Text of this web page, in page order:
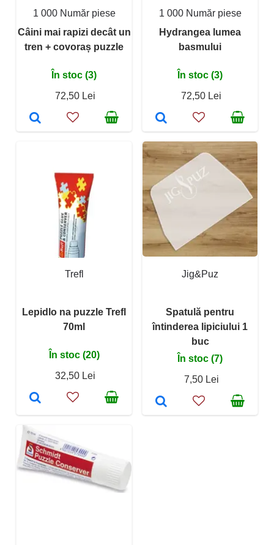
1 000 Număr piese
Câini mai rapizi decât un
tren + covoraș puzzle
În stoc (3)
72,50 Lei
1 000 Număr piese
Hydrangea lumea
basmului
În stoc (3)
72,50 Lei
Trefl
Lepidlo na puzzle Trefl
70ml
În stoc (20)
32,50 Lei
Jig&Puz
Spatulă pentru
întinderea lipiciului 1
buc
În stoc (7)
7,50 Lei